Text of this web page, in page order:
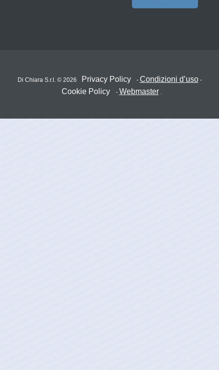
Di Chiara S.r.l. © 2026 Privacy Policy - Condizioni d’uso-
Cookie Policy - Webmaster.